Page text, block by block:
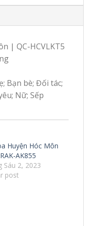
| QC-HCVLKT5
Bạn bè; Đối tác;
Nữ; Sếp
Huyện Hóc Môn
AK855
Sáu 2, 2023
post